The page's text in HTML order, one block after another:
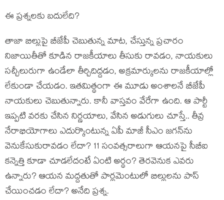
ఈ ప్రశ్నలకు బదులేది?
తాజా బిల్లుపై బీజేపీ చెబుతున్న మాట, చేస్తున్న ప్రచారం
నిజాయితీతో కూడిన రాజకీయాలు తీసుకు రావడం, నాయకులు
సచ్చీలురుగా ఉండేలా తీర్చిదిద్దడం, అక్రమార్కులను రాజకీయాల్లో
లేకుండా చేయడం. ఇతమిత్థంగా ఈ మూడు అంశాలనే బీజేపీ
నాయకులు చెబుతున్నారు. కానీ వాస్తవం వేరేగా ఉంది. ఆ పార్టీ
ఇప్పటి వరకు చేసిన నిర్ణయాలు, వేసిన అడుగులు చూస్తే.. తీవ్ర
నేరాభియోగాలు ఎదుర్కొంటున్న ఏపీ మాజీ సీఎం జగన్‌ను
వెనుకేసుకురావడం లేదా? 11 సంవత్సరాలుగా ఆయనపై సీబీఐ
కన్నెత్తి కూడా చూడలేదంటే ఏంటి అర్థం? తెరవెనుక ఎవరు
ఉన్నారు? ఆయన మద్దతుతో పార్లమెంటులో బిల్లులను పాస్
చేయించడం లేదా? అనేది ప్రశ్న.